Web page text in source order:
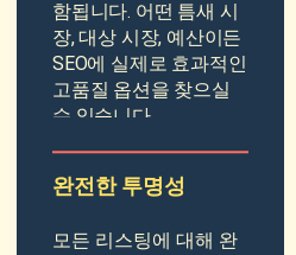
함됩니다. 어떤 틈새 시
장, 대상 시장, 예산이든
SEO에 실제로 효과적인
고품질 옵션을 찾으실
수 있습니다.
완전한 투명성
모든 리스팅에 대해 완